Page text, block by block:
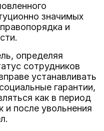
значимых
и
определяя
сотрудников
устанавливать
гарантии,
как в период
после увольнения